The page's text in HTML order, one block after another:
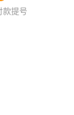
款提号